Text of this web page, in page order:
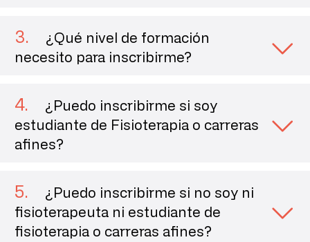
3
¿Qué nivel de formación
necesito para inscribirme?
4.
¿Puedo inscribirme si soy
estudiante de Fisioterapia o carreras
afines?
5
¿Puedo inscribirme si no soy ni
fisioterapeuta ni estudiante de
fisioterapia o carreras afines?